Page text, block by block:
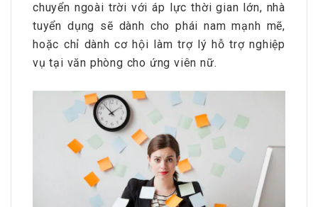
chuyển ngoài trời với áp lực thời gian lớn, nhà
tuyển dụng sẽ dành cho phái nam mạnh mẽ,
hoặc chỉ dành cơ hội làm trợ lý hỗ trợ nghiệp
vụ tại văn phòng cho ứng viên nữ.